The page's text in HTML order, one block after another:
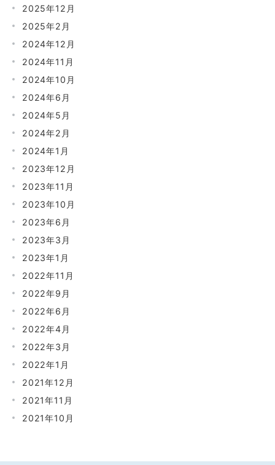
2025年12月
2025年2月
2024年12月
2024年11月
2024年10月
2024年6月
2024年5月
2024年2月
2024年1月
2023年12月
2023年11月
2023年10月
2023年6月
2023年3月
2023年1月
2022年11月
2022年9月
2022年6月
2022年4月
2022年3月
2022年1月
2021年12月
2021年11月
2021年10月